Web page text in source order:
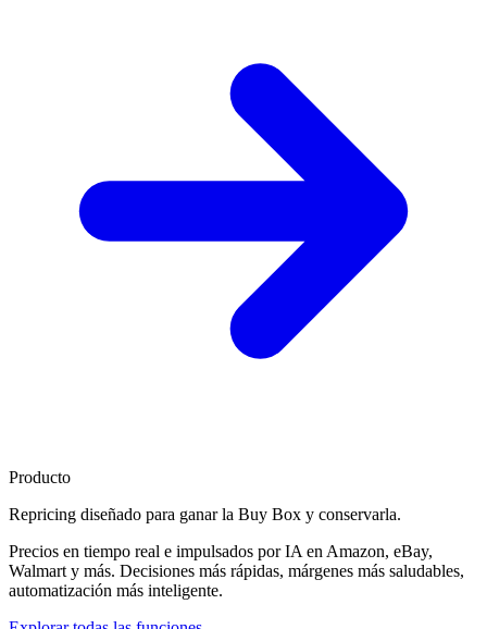
Producto
Repricing diseñado para ganar la Buy Box y conservarla.
Precios en tiempo real e impulsados por IA en Amazon, eBay,
Walmart y más. Decisiones más rápidas, márgenes más saludables,
automatización más inteligente.